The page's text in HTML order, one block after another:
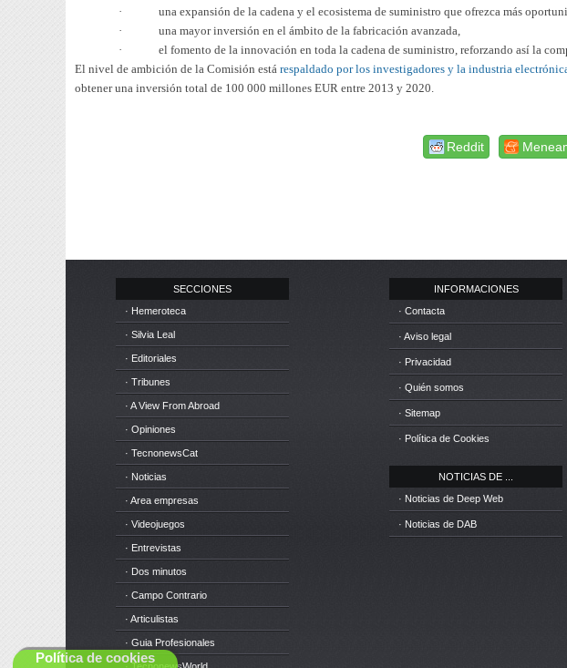
·
una expansión de la cadena y el ecosistema de suministro que ofrezca más
·
una mayor inversión en el ámbito de la fabricación avanzada,
·
el fomento de la innovación en toda la cadena de suministro, reforzando así la
El nivel de ambición de la Comisión estárespaldado por los investigadores y la industria
obtener una inversión total de 100 000 millones EUR entre 2013 y 2020.
Reddit
SECCIONES
· Hemeroteca
· Silvia Leal
· Editoriales
· Tribunes
· A View From Abroad
· Opiniones
· TecnonewsCat
· Noticias
· Area empresas
· Videojuegos
· Entrevistas
· Dos minutos
· Campo Contrario
· Articulistas
· Guia Profesionales
INFORMACIONES
· Contacta
· Aviso legal
· Privacidad
· Quién somos
· Sitemap
· Política de Cookies
NOTICIAS DE ...
· Noticias de Deep Web
· Noticias de DAB
Política de cookies